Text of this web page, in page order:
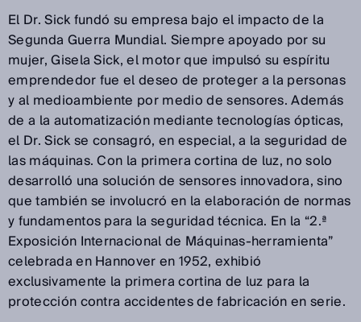
El Dr. Sick fundó su empresa bajo el impacto de la
Segunda Guerra Mundial. Siempre apoyado por su
mujer, Gisela Sick, el motor que impulsó su espíritu
emprendedor fue el deseo de proteger a la personas
y al medioambiente por medio de sensores. Además
de a la automatización mediante tecnologías ópticas,
el Dr. Sick se consagró, en especial, a la seguridad de
las máquinas. Con la primera cortina de luz, no solo
desarrolló una solución de sensores innovadora, sino
que también se involucró en la elaboración de normas
y fundamentos para la seguridad técnica. En la “2.ª
Exposición Internacional de Máquinas-herramienta”
celebrada en Hannover en 1952, exhibió
exclusivamente la primera cortina de luz para la
protección contra accidentes de fabricación en serie.